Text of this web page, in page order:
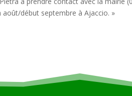
août/début septembre à Ajaccio. »